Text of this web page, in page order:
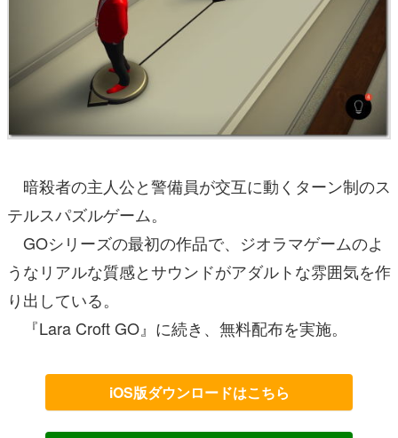
暗殺者の主人公と警備員が交互に動くターン制のス
テルスパズルゲーム。
GOシリーズの最初の作品で、ジオラマゲームのよ
うなリアルな質感とサウンドがアダルトな雰囲気を作
り出している。
『Lara Croft GO』に続き、無料配布を実施。
iOS版ダウンロードはこちら